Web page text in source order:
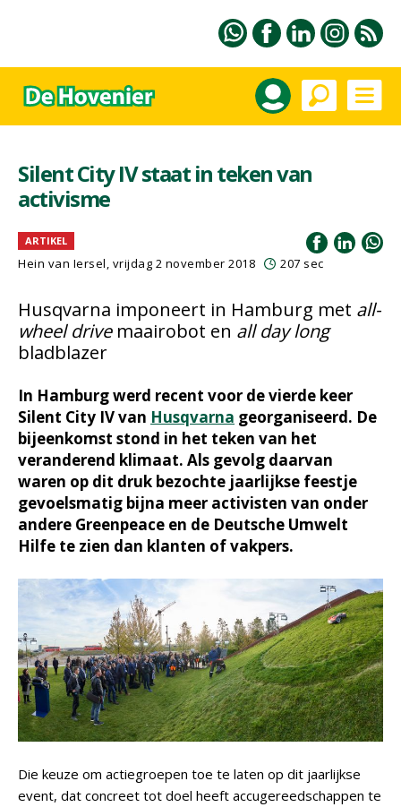
Silent City IV staat in teken van
activisme
ARTIKEL
Hein van Iersel, vrijdag 2 november 2018 207 sec
Husqvarna imponeert in Hamburg met all-
wheel drivemaairobot en all day long
bladblazer
In Hamburg werd recent voor de vierde keer
Silent City IV van Husqvarna georganiseerd. De
bijeenkomst stond in het teken van het
veranderend klimaat. Als gevolg daarvan
waren op dit druk bezochte jaarlijkse feestje
gevoelsmatig bijna meer activisten van onder
andere Greenpeace en de Deutsche Umwelt
Hilfe te zien dan klanten of vakpers.
Die keuze om actiegroepen toe te laten op dit jaarlijkse
event, dat concreet tot doel heeft accugereedschappen te